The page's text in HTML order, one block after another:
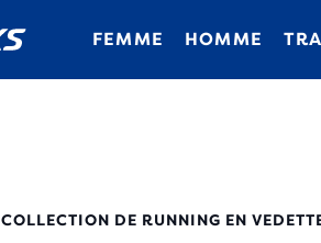
FEMME HOMME
COLLECTION DE RUNNING EN